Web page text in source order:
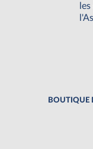
BOUTIQUE